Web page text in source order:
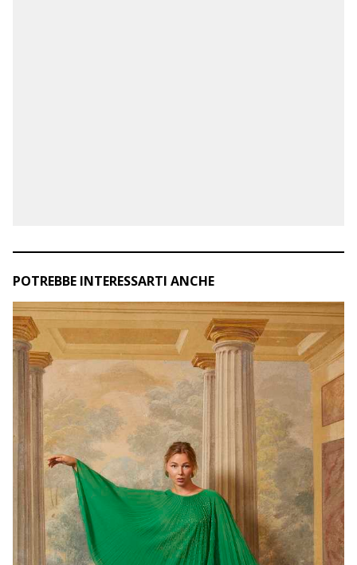
POTREBBE INTERESSARTI ANCHE